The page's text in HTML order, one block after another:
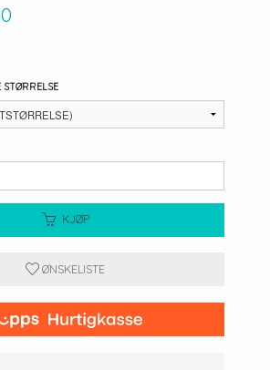
STØRRELSE
KJØP
ØNSKELISTE